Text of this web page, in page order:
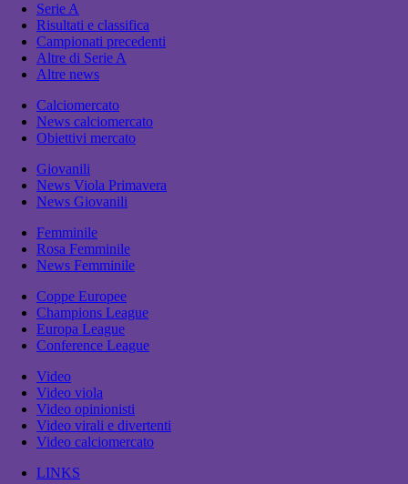
Serie A
Risultati e classifica
Campionati precedenti
Altre di Serie A
Altre news
Calciomercato
News calciomercato
Obiettivi mercato
Giovanili
News Viola Primavera
News Giovanili
Femminile
Rosa Femminile
News Femminile
Coppe Europee
Champions League
Europa League
Conference League
Video
Video viola
Video opinionisti
Video virali e divertenti
Video calciomercato
LINKS